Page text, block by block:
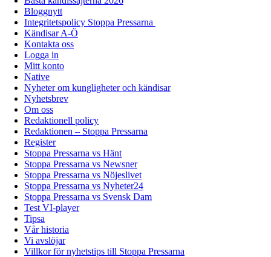
Bloggnytt
Integritetspolicy Stoppa Pressarna
Kändisar A-Ö
Kontakta oss
Logga in
Mitt konto
Native
Nyheter om kungligheter och kändisar
Nyhetsbrev
Om oss
Redaktionell policy
Redaktionen – Stoppa Pressarna
Register
Stoppa Pressarna vs Hänt
Stoppa Pressarna vs Newsner
Stoppa Pressarna vs Nöjeslivet
Stoppa Pressarna vs Nyheter24
Stoppa Pressarna vs Svensk Dam
Test VI-player
Tipsa
Vår historia
Vi avslöjar
Villkor för nyhetstips till Stoppa Pressarna